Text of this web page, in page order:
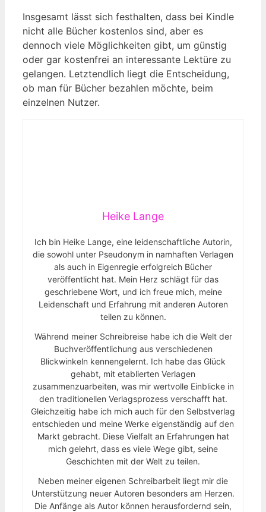
Insgesamt lässt sich festhalten, dass bei Kindle
‍nicht alle Bücher kostenlos sind, ​aber es
dennoch ‍viele ‍Möglichkeiten gibt, um günstig⁤
oder​ gar kostenfrei an interessante Lektüre zu
gelangen. Letztendlich liegt die Entscheidung,
ob man für Bücher‍ bezahlen möchte,⁣ beim
einzelnen⁣ Nutzer.
Heike Lange
Ich bin Heike Lange, eine leidenschaftliche Autorin,
die sowohl unter Pseudonym in namhaften Verlagen
als auch in Eigenregie erfolgreich Bücher
veröffentlicht hat. Mein Herz schlägt für das
geschriebene Wort, und ich freue mich, meine
Leidenschaft und Erfahrung mit anderen Autoren
teilen zu können.
Während meiner Schreibreise habe ich die Welt der
Buchveröffentlichung aus verschiedenen
Blickwinkeln kennengelernt. Ich habe das Glück
gehabt, mit etablierten Verlagen
zusammenzuarbeiten, was mir wertvolle Einblicke in
den traditionellen Verlagsprozess verschafft hat.
Gleichzeitig habe ich mich auch für den Selbstverlag
entschieden und meine Werke eigenständig auf den
Markt gebracht. Diese Vielfalt an Erfahrungen hat
mich gelehrt, dass es viele Wege gibt, seine
Geschichten mit der Welt zu teilen.
Neben meiner eigenen Schreibarbeit liegt mir die
Unterstützung neuer Autoren besonders am Herzen.
Die Anfänge als Autor können herausfordernd sein,